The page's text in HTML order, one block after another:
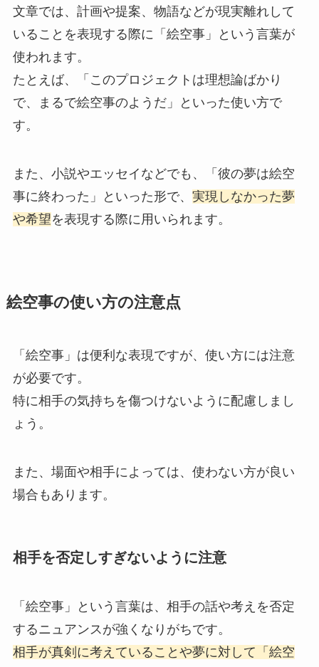
文章では、計画や提案、物語などが現実離れして
いることを表現する際に「絵空事」という言葉が
使われます。
たとえば、「このプロジェクトは理想論ばかり
で、まるで絵空事のようだ」といった使い方で
す。
また、小説やエッセイなどでも、「彼の夢は絵空
事に終わった」といった形で、 実現しなかった夢
や希望を表現する際に用いられます。
絵空事の使い方の注意点
「絵空事」は便利な表現ですが、使い方には注意
が必要です。
特に相手の気持ちを傷つけないように配慮しまし
ょう。
また、場面や相手によっては、使わない方が良い
場合もあります。
相手を否定しすぎないように注意
「絵空事」という言葉は、相手の話や考えを否定
するニュアンスが強くなりがちです。
相手が真剣に考えていることや夢に対して「絵空